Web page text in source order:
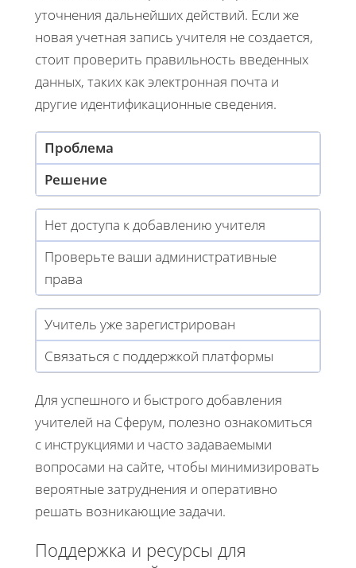
уточнения дальнейших действий. Если же
новая учетная запись учителя не создается,
стоит проверить правильность введенных
данных, таких как электронная почта и
другие идентификационные сведения.
Проблема
Решение
Нет доступа к добавлению учителя
Проверьте ваши административные
права
Учитель уже зарегистрирован
Связаться с поддержкой платформы
Для успешного и быстрого добавления
учителей на Сферум, полезно ознакомиться
с инструкциями и часто задаваемыми
вопросами на сайте, чтобы минимизировать
вероятные затруднения и оперативно
решать возникающие задачи.
Поддержка и ресурсы для